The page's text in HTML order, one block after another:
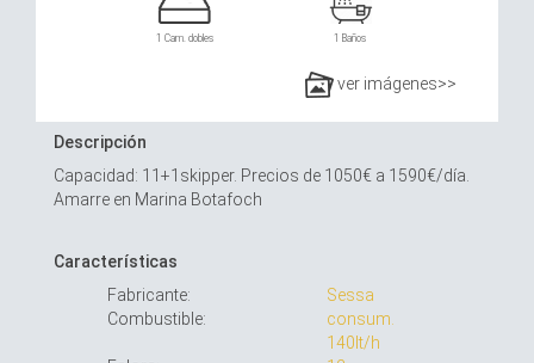
1 Cam. dobles 1 Baños
ver imágenes>>
Descripción
Capacidad: 11+1skipper. Precios de 1050€ a 1590€/día.
Amarre en Marina Botafoch
Características
Fabricante:
Sessa
Combustible:
consum.
140lt/h